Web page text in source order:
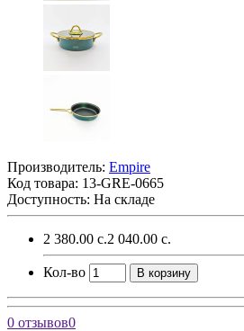
Производитель: Empire
Код товара: 13-GRE-0665
Доступность: На складе
2 380.00 с.2 040.00 с.
Кол-во В корзину
0 отзывов0